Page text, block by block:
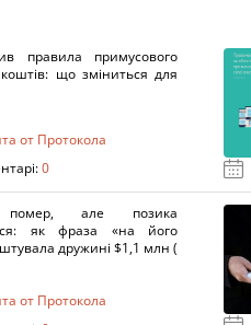
правила примусового
що зміниться для
от Протокола
0
помер, але позика
як фраза «на його
дружині $1,1 млн (
от Протокола